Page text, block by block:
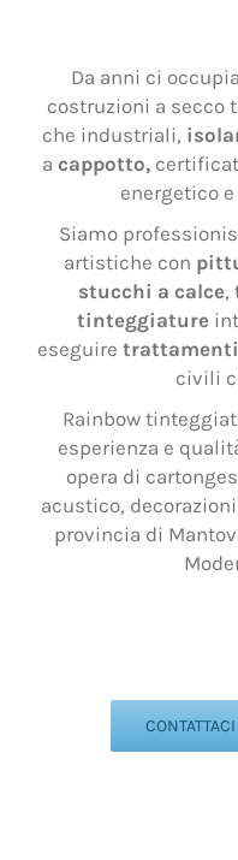
Da anni ci
costruzioni a secco
che industriali,
a cappotto,
energetico
Siamo
artistiche con
stucchi a calce,
tinteggiature
eseguire
civili
Rainbow
esperienza e
opera di
acustico,
provincia di